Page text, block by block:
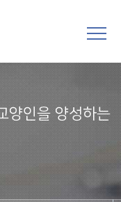
양인을 양성하는